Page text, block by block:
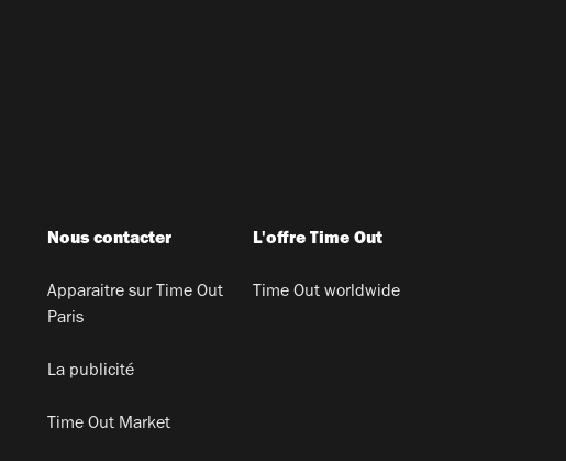
Nous contacter
Apparaitre sur Time Out
Paris
La publicité
Time Out Market
L'offre Time Out
Time Out worldwide